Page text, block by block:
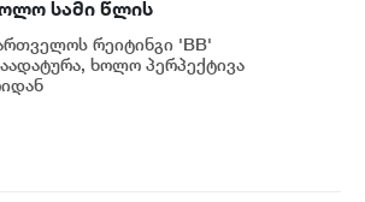
სამი წლის
საშუალოდ 8.3%
რაც მსოფლიოში ერთ-
მაღალი
რეიტინგი 'BB'
ხოლო პერპექტივა